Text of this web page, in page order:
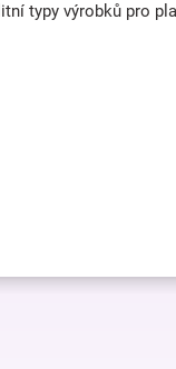
typy výrobků pro